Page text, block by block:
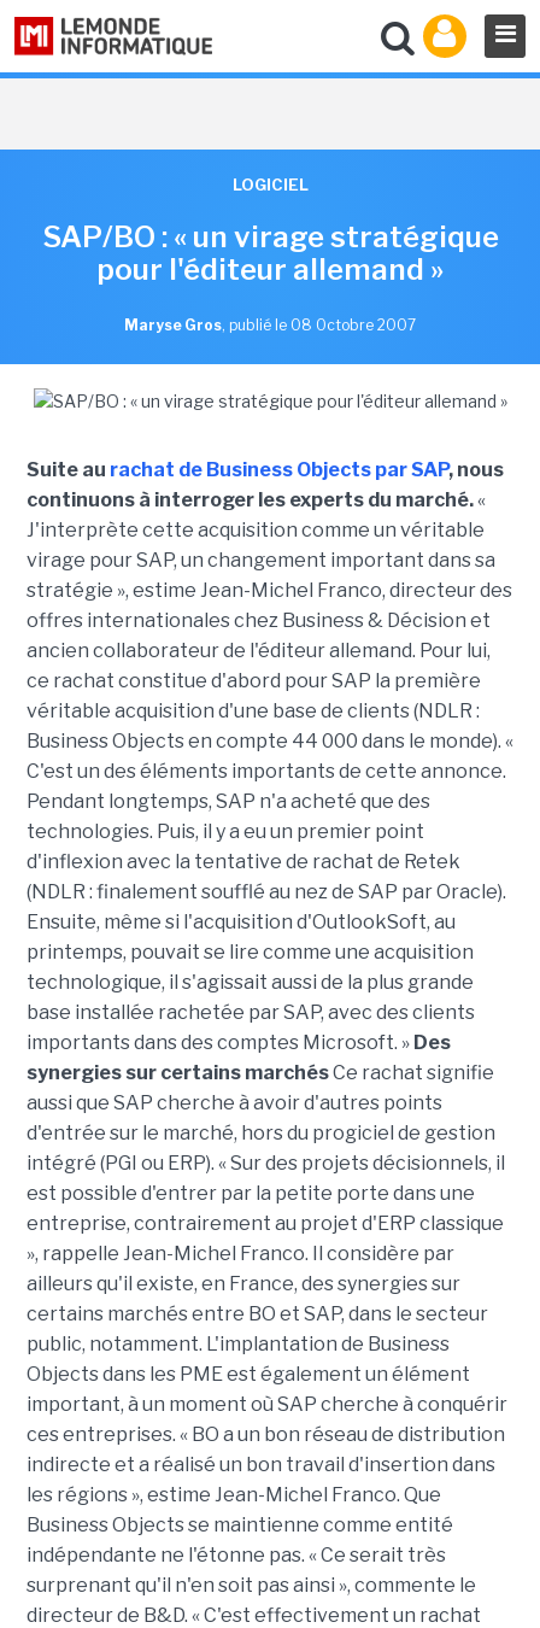
LOGICIEL
SAP/BO : « un virage stratégique
pour l'éditeur allemand »
Maryse Gros, publié le 08 Octobre 2007
Suite au rachat de Business Objects par SAP, nous
continuons à interroger les experts du marché.«
J'interprète cette acquisition comme un véritable
virage pour SAP, un changement important dans sa
stratégie », estime Jean-Michel Franco, directeur des
offres internationales chez Business & Décision et
ancien collaborateur de l'éditeur allemand. Pour lui,
ce rachat constitue d'abord pour SAP la première
véritable acquisition d'une base de clients (NDLR :
Business Objects en compte 44 000 dans le monde). «
C'est un des éléments importants de cette annonce.
Pendant longtemps, SAP n'a acheté que des
technologies. Puis, il y a eu un premier point
d'inflexion avec la tentative de rachat de Retek
(NDLR : finalement soufflé au nez de SAP par Oracle).
Ensuite, même si l'acquisition d'OutlookSoft, au
printemps, pouvait se lire comme une acquisition
technologique, il s'agissait aussi de la plus grande
base installée rachetée par SAP, avec des clients
importants dans des comptes Microsoft. » Des
synergies sur certains marchésCe rachat signifie
aussi que SAP cherche à avoir d'autres points
d'entrée sur le marché, hors du progiciel de gestion
intégré (PGI ou ERP). « Sur des projets décisionnels, il
est possible d'entrer par la petite porte dans une
entreprise, contrairement au projet d'ERP classique
», rappelle Jean-Michel Franco. Il considère par
ailleurs qu'il existe, en France, des synergies sur
certains marchés entre BO et SAP, dans le secteur
public, notamment. L'implantation de Business
Objects dans les PME est également un élément
important, à un moment où SAP cherche à conquérir
ces entreprises. « BO a un bon réseau de distribution
indirecte et a réalisé un bon travail d'insertion dans
les régions », estime Jean-Michel Franco. Que
Business Objects se maintienne comme entité
indépendante ne l'étonne pas. « Ce serait très
surprenant qu'il n'en soit pas ainsi », commente le
directeur de B&D. « C'est effectivement un rachat